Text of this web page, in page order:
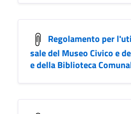
Regolamento per
sale del Museo Civico e
e della Biblioteca